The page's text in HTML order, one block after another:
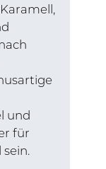
und
für
sein.